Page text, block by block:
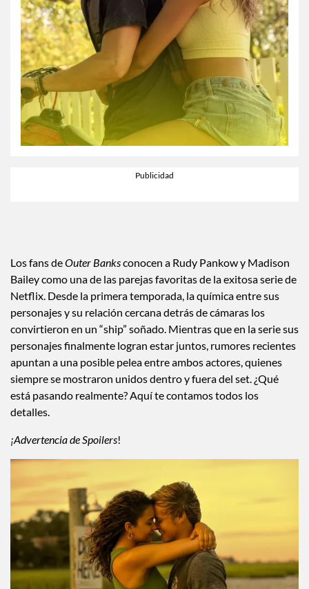
Los fans deOuter Banksconocen a Rudy Pankow y Madison
Bailey como una de las parejas favoritas de la exitosa serie de
Netflix. Desde la primera temporada, la química entre sus
personajes y su relación cercana detrás de cámaras los
convirtieron en un “ship” soñado. Mientras que en la serie sus
personajes finalmente logran estar juntos, rumores recientes
apuntan a una posible pelea entre ambos actores, quienes
siempre se mostraron unidos dentro y fuera del set. ¿Qué
está pasando realmente? Aquí te contamos todos los
detalles.
¡Advertencia de Spoilers!